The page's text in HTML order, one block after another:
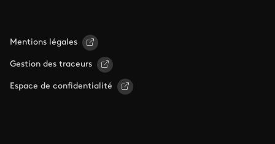
Mentions légales
Gestion des traceurs
Espace de confidentialité